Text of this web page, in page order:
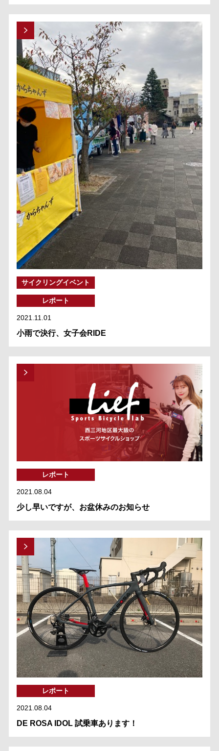
サイクリングイベント
レポート
2021.11.01
小雨で決行、女子会RIDE
レポート
2021.08.04
少し早いですが、お盆休みのお知らせ
レポート
2021.08.04
DE ROSA IDOL 試乗車あります！